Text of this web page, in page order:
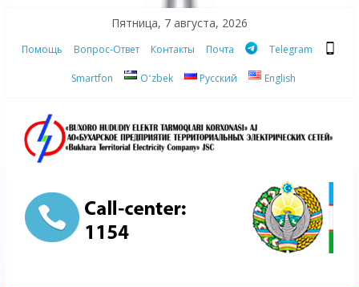
content
Пятница, 7 августа, 2026
Помощь Вопрос-Ответ Контакты Почта Telegram
Smartfon Oʻzbek Русский English
АО
"Бухарское